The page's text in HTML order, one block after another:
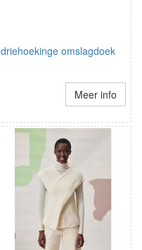
driehoekinge omslagdoek
Meer info